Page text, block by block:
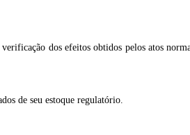
dos efeitos obtidos pelos atos
de seu estoque regulatório.